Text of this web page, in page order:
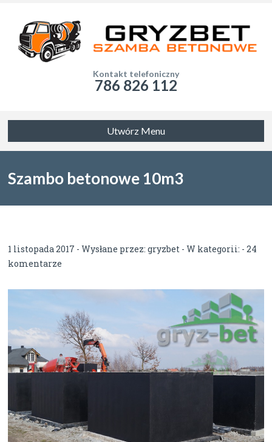
Kontakt telefoniczny
786 826 112
Utwórz Menu
Szambo betonowe 10m3
1 listopada 2017 - Wysłane przez:gryzbet - W kategorii: -24
komentarze